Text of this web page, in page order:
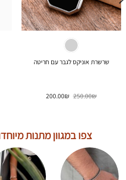
שרשרת אוניקס לגבר עם חריטה
250.00₪ המחיר
המקורי
200.00₪ המחיר
צפו במגוון מתנות